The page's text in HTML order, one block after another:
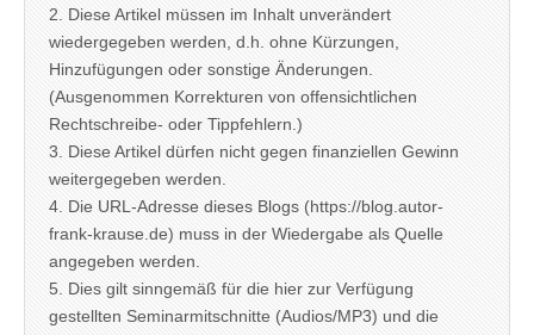
2. Diese Artikel müssen im Inhalt unverändert
wiedergegeben werden, d.h. ohne Kürzungen,
Hinzufügungen oder sonstige Änderungen.
(Ausgenommen Korrekturen von offensichtlichen
Rechtschreibe- oder Tippfehlern.)
3. Diese Artikel dürfen nicht gegen finanziellen Gewinn
weitergegeben werden.
4. Die URL-Adresse dieses Blogs (https://blog.autor-
frank-krause.de) muss in der Wiedergabe als Quelle
angegeben werden.
5. Dies gilt sinngemäß für die hier zur Verfügung
gestellten Seminarmitschnitte (Audios/MP3) und die